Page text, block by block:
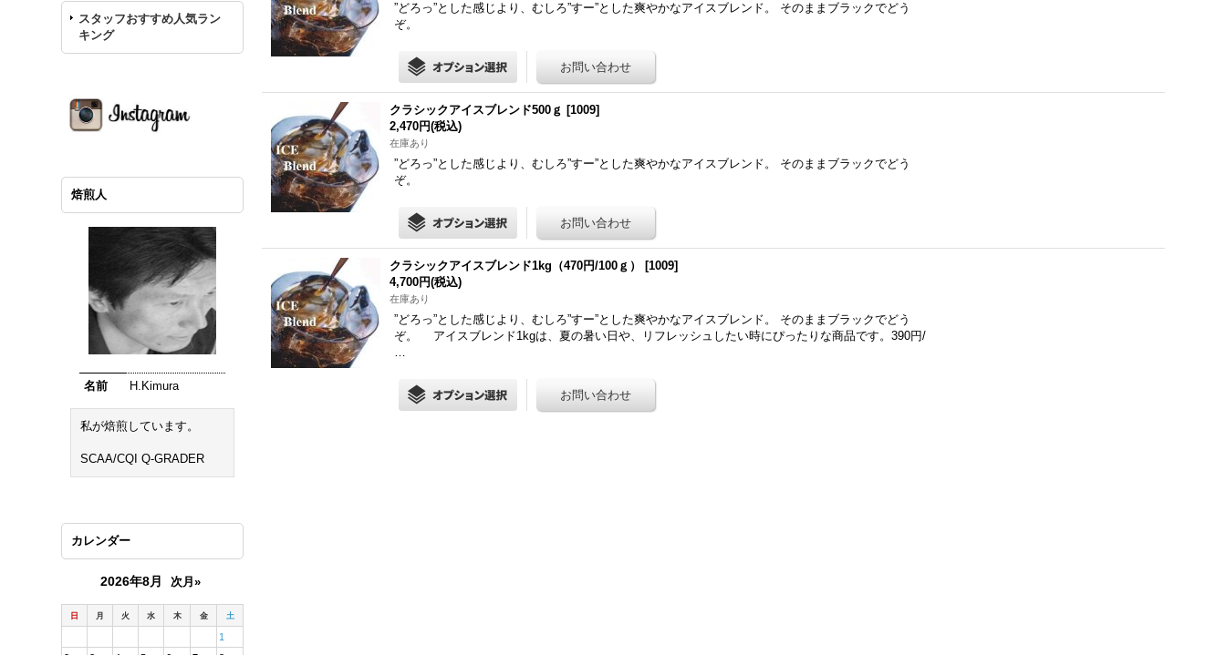
スタッフおすすめ人気ラン
キング
焙煎人
名前 H.Kimura
私が焙煎しています。
SCAA/CQI Q-GRADER
カレンダー
2026年8月 次月»
日 月 火 水 木 金 土
1
”どろっ”とした感じより、むしろ”すー”とした爽やかなアイスブレンド。 そのままブラックでどう
ぞ。
クラシックアイスブレンド500ｇ [1009]
2,470円(税込)
在庫あり
”どろっ”とした感じより、むしろ”すー”とした爽やかなアイスブレンド。 そのままブラックでどう
ぞ。
クラシックアイスブレンド1kg（470円/100ｇ） [1009]
4,700円(税込)
在庫あり
”どろっ”とした感じより、むしろ”すー”とした爽やかなアイスブレンド。 そのままブラックでどう
ぞ。 アイスブレンド1kgは、夏の暑い日や、リフレッシュしたい時にぴったりな商品です。390円/
…